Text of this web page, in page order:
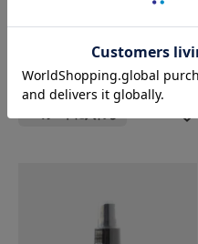
奈良の香り ブレンド精油 5ml
税込